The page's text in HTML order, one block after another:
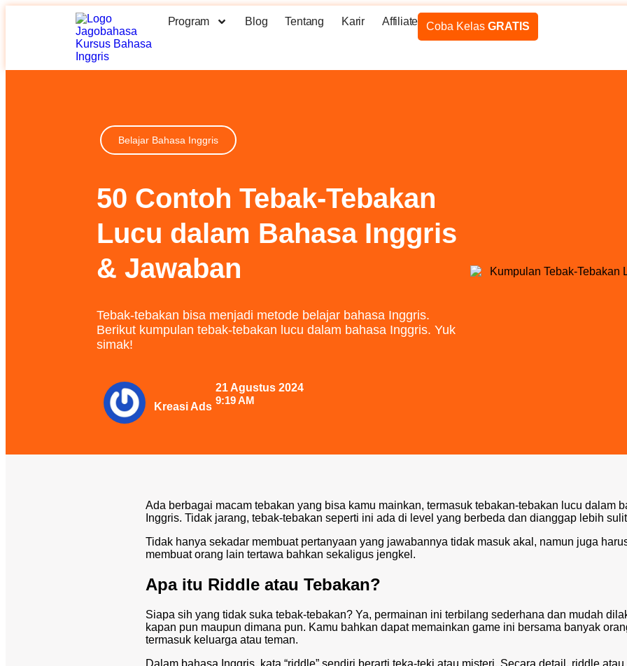
Program Blog Tentang Karir Affiliate Coba KelasGRATIS
Belajar Bahasa Inggris
50 Contoh Tebak-Tebakan
Lucu dalam Bahasa Inggris
& Jawaban
Tebak-tebakan bisa menjadi metode belajar bahasa Inggris.
Berikut kumpulan tebak-tebakan lucu dalam bahasa Inggris. Yuk
simak!
Kreasi Ads
21 Agustus 2024
9:19 AM
Ada berbagai macam tebakan yang bisa kamu mainkan, termasuk tebakan-tebakan lucu dalam
Inggris. Tidak jarang, tebak-tebakan seperti ini ada di level yang berbeda dan dianggap lebih
Tidak hanya sekadar membuat pertanyaan yang jawabannya tidak masuk akal, namun juga
membuat orang lain tertawa bahkan sekaligus jengkel.
Apa itu Riddle atau Tebakan?
Siapa sih yang tidak suka tebak-tebakan? Ya, permainan ini terbilang sederhana dan mudah
kapan pun maupun dimana pun. Kamu bahkan dapat memainkan game ini bersama banyak
termasuk keluarga atau teman.
Dalam bahasa Inggris, kata “riddle” sendiri berarti teka-teki atau misteri. Secara detail, riddle atau